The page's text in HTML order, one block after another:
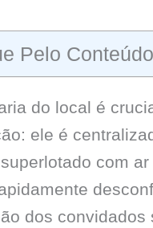
Pelo Conteúdo
do local é
ele é
com
dos